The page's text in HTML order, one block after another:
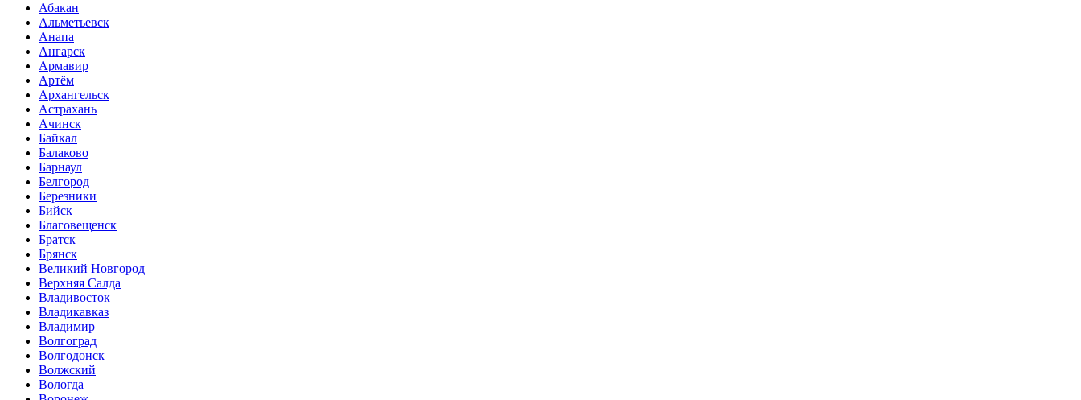
Абакан
Альметьевск
Анапа
Ангарск
Армавир
Артём
Архангельск
Астрахань
Ачинск
Байкал
Балаково
Барнаул
Белгород
Березники
Бийск
Благовещенск
Братск
Брянск
Великий Новгород
Верхняя Салда
Владивосток
Владикавказ
Владимир
Волгоград
Волгодонск
Волжский
Вологда